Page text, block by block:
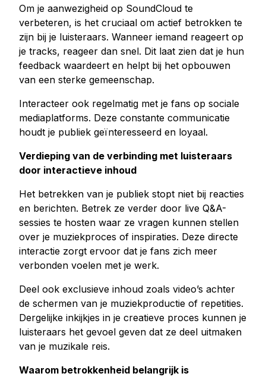
Om je aanwezigheid op SoundCloud te
verbeteren, is het cruciaal om actief betrokken te
zijn bij je luisteraars. Wanneer iemand reageert op
je tracks, reageer dan snel. Dit laat zien dat je hun
feedback waardeert en helpt bij het opbouwen
van een sterke gemeenschap.
Interacteer ook regelmatig met je fans op sociale
mediaplatforms. Deze constante communicatie
houdt je publiek geïnteresseerd en loyaal.
Verdieping van de verbinding met luisteraars
door interactieve inhoud
Het betrekken van je publiek stopt niet bij reacties
en berichten. Betrek ze verder door live Q&A-
sessies te hosten waar ze vragen kunnen stellen
over je muziekproces of inspiraties. Deze directe
interactie zorgt ervoor dat je fans zich meer
verbonden voelen met je werk.
Deel ook exclusieve inhoud zoals video’s achter
de schermen van je muziekproductie of repetities.
Dergelijke inkijkjes in je creatieve proces kunnen je
luisteraars het gevoel geven dat ze deel uitmaken
van je muzikale reis.
Waarom betrokkenheid belangrijk is